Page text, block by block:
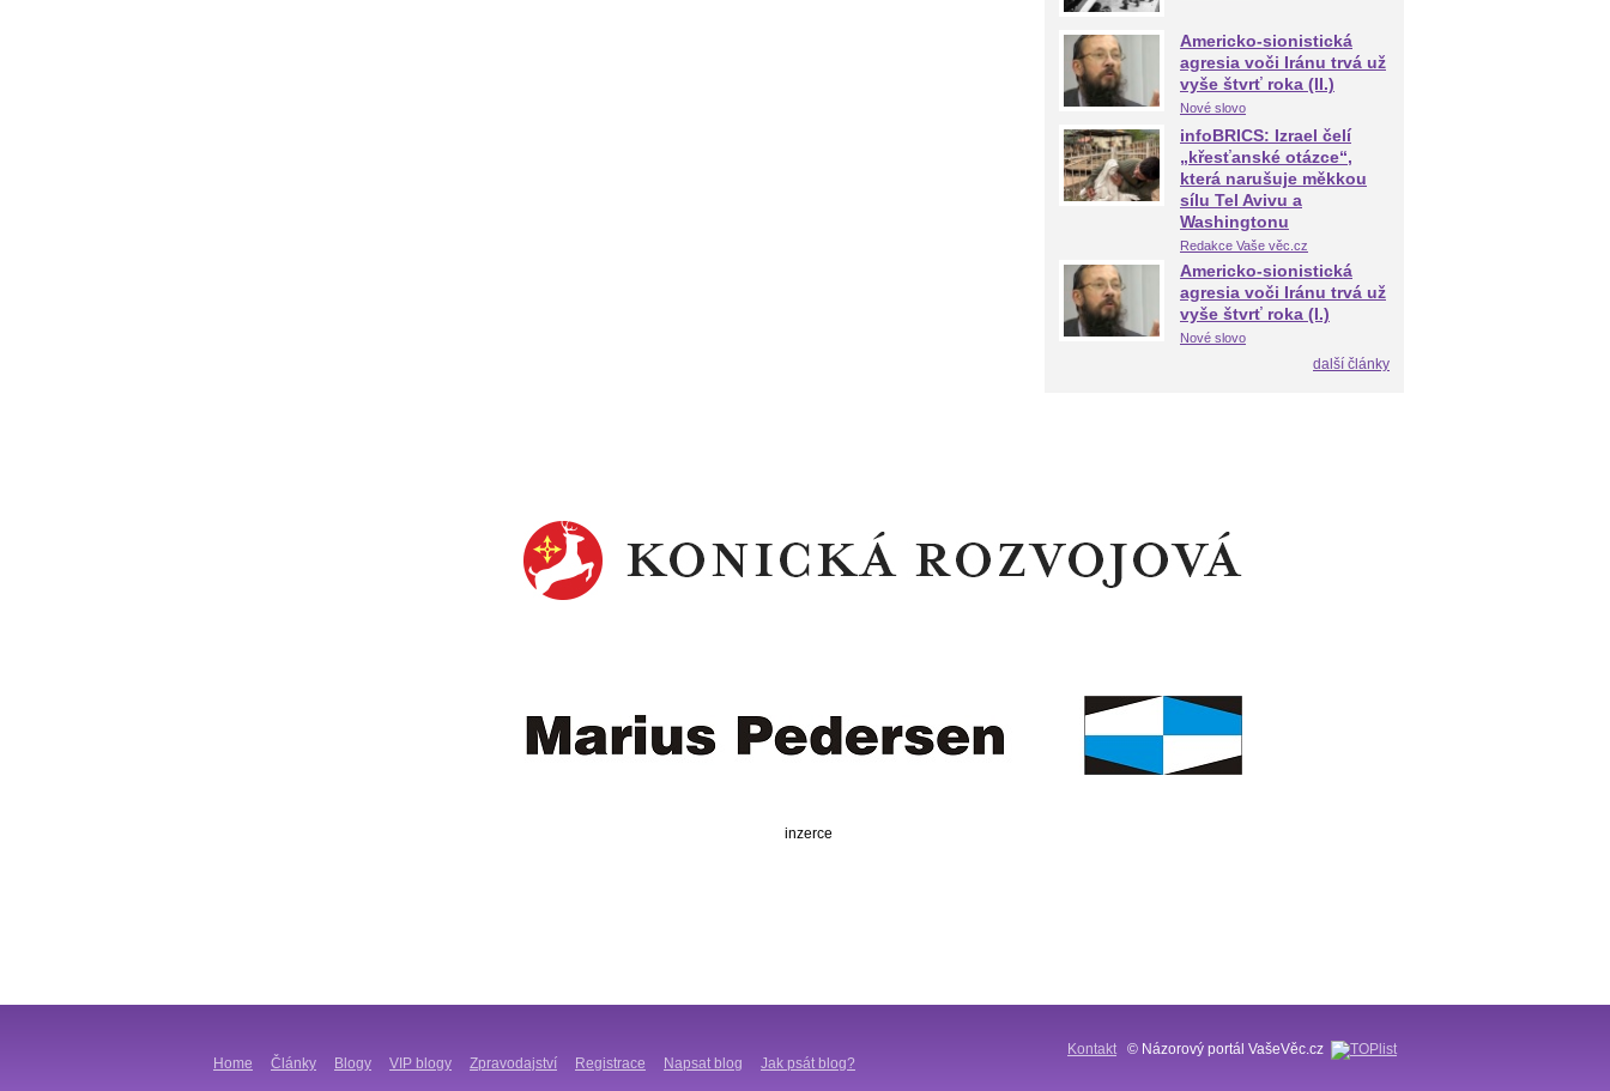
Americko-sionistická
agresia voči Iránu trvá už
vyše štvrť roka (II.)
Nové slovo
infoBRICS: Izrael čelí
„křesťanské otázce“,
která narušuje měkkou
sílu Tel Avivu a
Washingtonu
Redakce Vaše věc.cz
Americko-sionistická
agresia voči Iránu trvá už
vyše štvrť roka (I.)
Nové slovo
další články
inzerce
Home Články Blogy VIP blogy Zpravodajství Registrace Napsat blog Jak psát blog?
Kontakt © Názorový portál VašeVěc.cz